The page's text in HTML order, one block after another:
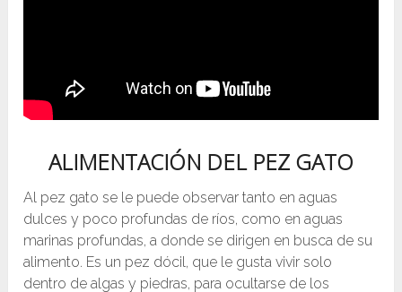
ALIMENTACIÓN DEL PEZ GATO
Al pez gato se le puede observar tanto en aguas
dulces y poco profundas de ríos, como en aguas
marinas profundas, a donde se dirigen en busca de su
alimento. Es un pez dócil, que le gusta vivir solo
dentro de algas y piedras, para ocultarse de los